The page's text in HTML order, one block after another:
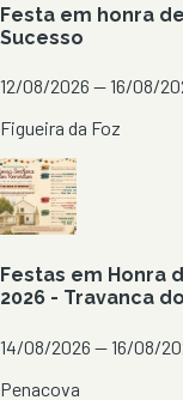
Festa em honra
Sucesso
12/08/2026 — 16/08/
Figueira da Foz
Festas em Honra
2026 - Travanca
14/08/2026 — 16/08/
Penacova